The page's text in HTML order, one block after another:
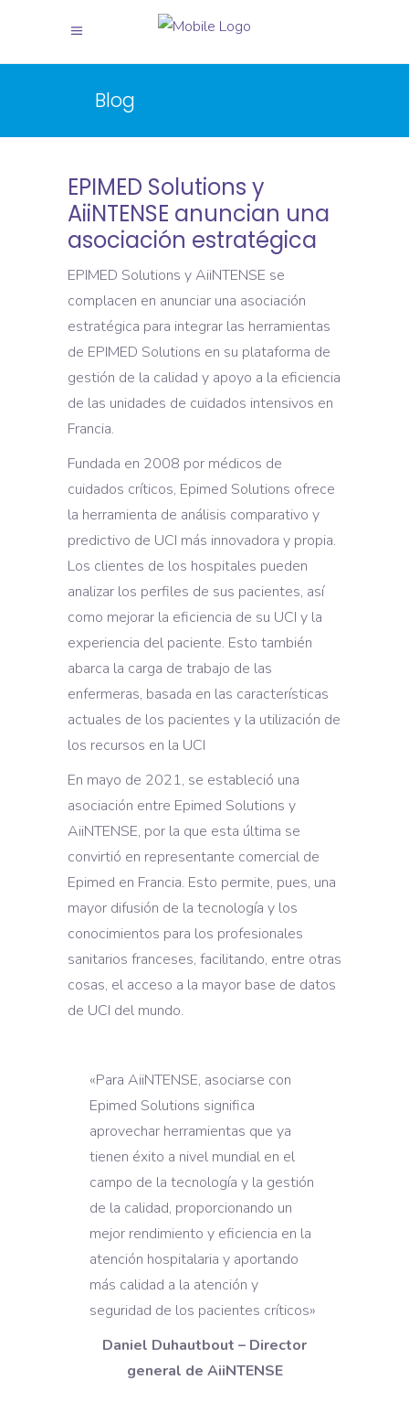
Blog
EPIMED Solutions y
AiiNTENSE anuncian una
asociación estratégica
EPIMED Solutions y AiiNTENSE se
complacen en anunciar una asociación
estratégica para integrar las herramientas
de EPIMED Solutions en su plataforma de
gestión de la calidad y apoyo a la eficiencia
de las unidades de cuidados intensivos en
Francia.
Fundada en 2008 por médicos de
cuidados críticos, Epimed Solutions ofrece
la herramienta de análisis comparativo y
predictivo de UCI más innovadora y propia.
Los clientes de los hospitales pueden
analizar los perfiles de sus pacientes, así
como mejorar la eficiencia de su UCI y la
experiencia del paciente. Esto también
abarca la carga de trabajo de las
enfermeras, basada en las características
actuales de los pacientes y la utilización de
los recursos en la UCI
En mayo de 2021, se estableció una
asociación entre Epimed Solutions y
AiiNTENSE, por la que esta última se
convirtió en representante comercial de
Epimed en Francia. Esto permite, pues, una
mayor difusión de la tecnología y los
conocimientos para los profesionales
sanitarios franceses, facilitando, entre otras
cosas, el acceso a la mayor base de datos
de UCI del mundo.
«Para AiiNTENSE, asociarse con
Epimed Solutions significa
aprovechar herramientas que ya
tienen éxito a nivel mundial en el
campo de la tecnología y la gestión
de la calidad, proporcionando un
mejor rendimiento y eficiencia en la
atención hospitalaria y aportando
más calidad a la atención y
seguridad de los pacientes críticos»
Daniel Duhautbout – Director
general de AiiNTENSE